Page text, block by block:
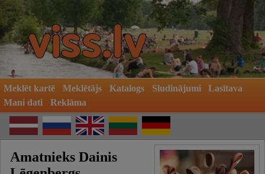
Meklēt kartē Meklētājs Katalogs Sludinājumi
Lasītava
Mani dati
Reklāma
Amatnieks Dainis